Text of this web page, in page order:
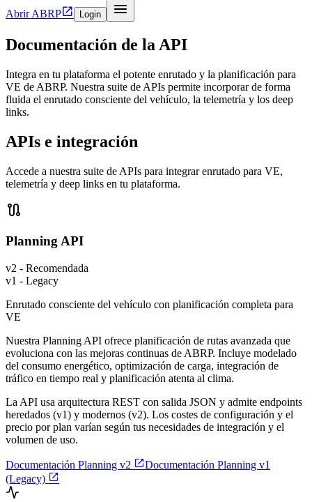
Abrir ABRP Login 
Documentación de la API
Integra en tu plataforma el potente enrutado y la planificación para
VE de ABRP. Nuestra suite de APIs permite incorporar de forma
fluida el enrutado consciente del vehículo, la telemetría y los deep
links.
APIs e integración
Accede a nuestra suite de APIs para integrar enrutado para VE,
telemetría y deep links en tu plataforma.

Planning API
v2 - Recomendada
v1 - Legacy
Enrutado consciente del vehículo con planificación completa para
VE
Nuestra Planning API ofrece planificación de rutas avanzada que
evoluciona con las mejoras continuas de ABRP. Incluye modelado
del consumo energético, optimización de carga, integración de
tráfico en tiempo real y planificación atenta al clima.
La API usa arquitectura REST con salida JSON y admite endpoints
heredados (v1) y modernos (v2). Los costes de configuración y el
precio por plan varían según tus necesidades de integración y el
volumen de uso.
Documentación Planning v2 Documentación Planning v1
(Legacy) 